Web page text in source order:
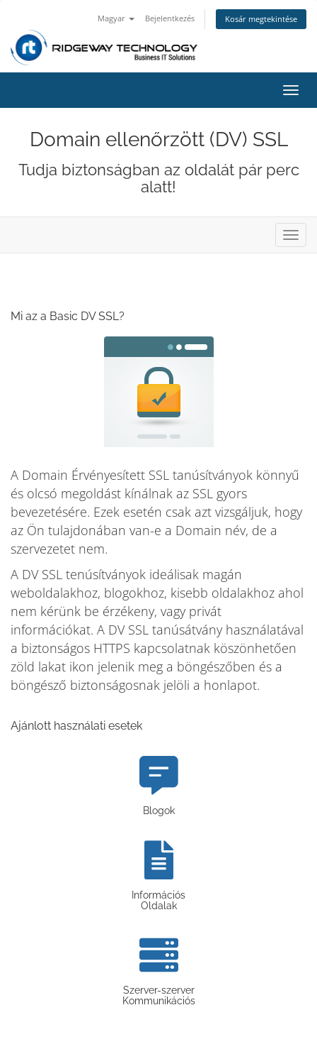
Magyar Bejelentkezés Kosár megtekintése
a
Domain ellenőrzött (DV) SSL
Tudja biztonságban az oldalát pár perc
alatt!
a
Mi az a Basic DV SSL?
A Domain Érvényesített SSL tanúsítványok könnyű
és olcsó megoldást kínálnak az SSL gyors
bevezetésére. Ezek esetén csak azt vizsgáljuk, hogy
az Ön tulajdonában van-e a Domain név, de a
szervezetet nem.
A DV SSL tenúsítványok ideálisak magán
weboldalakhoz, blogokhoz, kisebb oldalakhoz ahol
nem kérünk be érzékeny, vagy privát
információkat. A DV SSL tanúsátvány használatával
a biztonságos HTTPS kapcsolatnak köszönhetően
zöld lakat ikon jelenik meg a böngészőben és a
böngésző biztonságosnak jelöli a honlapot.
Ajánlott használati esetek
Blogok
Információs
Oldalak
Szerver-szerver
Kommunikációs